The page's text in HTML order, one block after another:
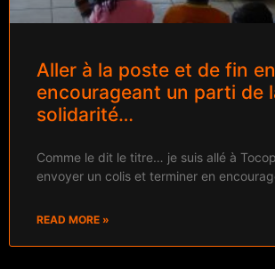
Aller à la poste et de fin en
encourageant un parti de
solidarité…
Comme le dit le titre… je suis allé à
envoyer un colis et terminer en
READ MORE »